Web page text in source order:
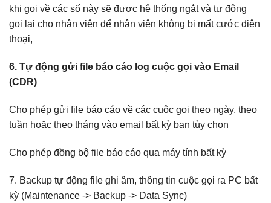
khi gọi về các số này sẽ được hệ thống ngắt và tự động
gọi lại cho nhân viên để nhân viên không bị mất cước điện
thoại,
6. Tự động gửi file báo cáo log cuộc gọi vào Email
(CDR)
Cho phép gửi file báo cáo về các cuộc gọi theo ngày, theo
tuần hoặc theo tháng vào email bất kỳ bạn tùy chọn
Cho phép đồng bộ file báo cáo qua máy tính bất kỳ
7. Backup tự động file ghi âm, thông tin cuộc gọi ra PC bất
kỳ (Maintenance -> Backup -> Data Sync)